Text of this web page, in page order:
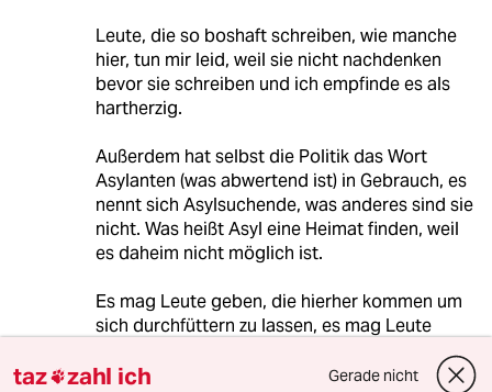
Leute, die so boshaft schreiben, wie manche
hier, tun mir leid, weil sie nicht nachdenken
bevor sie schreiben und ich empfinde es als
hartherzig.
Außerdem hat selbst die Politik das Wort
Asylanten (was abwertend ist) in Gebrauch, es
nennt sich Asylsuchende, was anderes sind sie
nicht. Was heißt Asyl eine Heimat finden, weil
es daheim nicht möglich ist.
Es mag Leute geben, die hierher kommen um
sich durchfüttern zu lassen, es mag Leute
geben, die nur bei ihren Verwandten hier leben
wollen, aber es gibt auch viele, sehr viele die
taz zahl ich Gerade nicht